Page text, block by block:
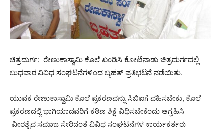
ಚಿತ್ರದುರ್ಗ: ರೇಣುಕಾಸ್ವಾಮಿ ಕೊಲೆ ಖಂಡಿಸಿ ಕೋಟೆನಾಡು ಚಿತ್ರದುರ್ಗದಲ್ಲಿ
ಬುಧವಾರ ವಿವಿಧ ಸಂಘಟನೆಗಳಿಂದ ಬೃಹತ್ ಪ್ರತಿಭಟನೆ ನಡೆಯಿತು.
ಯುವಕ ರೇಣುಕಾಸ್ವಾಮಿ ಕೊಲೆ ಪ್ರಕರಣವನ್ನು ಸಿಬಿಐಗೆ ವಹಿಸಬೇಕು, ಕೊಲೆ
ಪ್ರಕರಣದಲ್ಲಿ ಭಾಗಿಯಾದವರಿಗೆ ಕಠಿಣ ಶಿಕ್ಷೆ ವಿಧಿಸಬೇಕೆಂದು ಆಗ್ರಹಿಸಿ
ವೀರಶೈವ ಸಮಾಜ ಸೇರಿದಂತೆ ವಿವಿಧ ಸಂಘಟನೆಗಳ ಕಾರ್ಯಕರ್ತರು